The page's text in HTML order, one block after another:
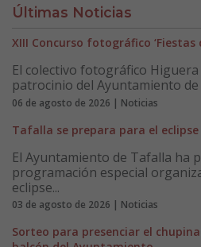
Últimas Noticias
XIII Concurso fotográfico ‘Fiestas
El colectivo fotográfico
patrocinio del Ayuntamiento de
06 de agosto de 2026 | Noticias
Tafalla se prepara para el
El Ayuntamiento de Tafalla ha
programación especial
eclipse...
03 de agosto de 2026 | Noticias
Sorteo para presenciar el